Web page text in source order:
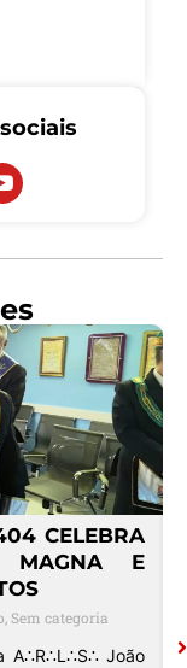
CELEBRA
MAGNA E
Sem categoria
João